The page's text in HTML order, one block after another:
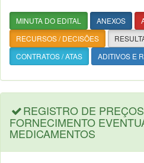
MINUTA DO EDITAL ANEXOS
RECURSOS / DECISÕES
CONTRATOS / ATAS
ADITIVOS E
REGISTRO DE
FORNECIMENTO
MEDICAMENTOS